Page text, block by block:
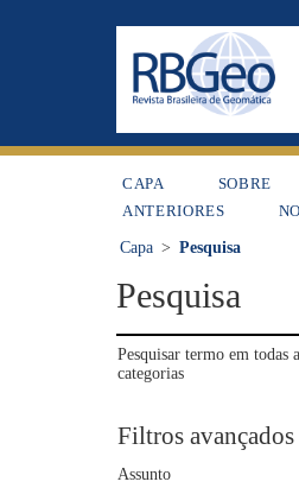
CAPA SOBRE
ANTERIORES
Capa > Pesquisa
Pesquisa
Pesquisar termo em todas
categorias
Filtros avançados
Assunto